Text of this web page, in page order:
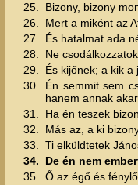
25.
Bizony, bizony
26.
Mert a miként az
27.
És hatalmat ada
28.
Ne
29.
És kijőnek; a kik
30.
Én semmit sem
hanem annak
31.
Ha én teszek
32.
Más az, a ki
33.
Ti elküldtetek
34.
De én nem
35.
Ő az égő és